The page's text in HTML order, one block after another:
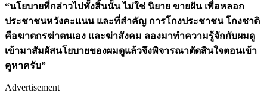
“นโยบายที่กล่าวไปทั้งสิ้นนั้น ไม่ใช่ นิยาย ขายฝัน เพื่อหลอก
ประชาชนหวังคะแนน และที่สำคัญ การโกงประชาชน โกงชาติ
คือฆาตกรฆ่าตนเอง และฆ่าสังคม ลองมาทำความรู้จักกับผมดู
เข้ามาสัมผัสนโยบายของผมดูแล้วจึงพิจารณาตัดสินใจตอนเข้า
คูหาครับ”
Advertisement